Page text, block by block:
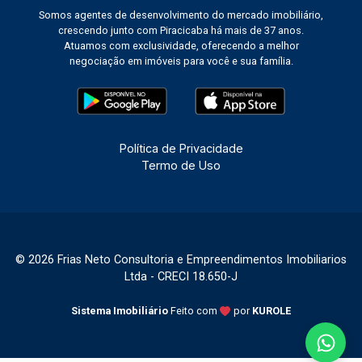
Somos agentes de desenvolvimento do mercado imobiliário,
crescendo junto com Piracicaba há mais de 37 anos.
Atuamos com exclusividade, oferecendo a melhor
negociação em imóveis para você e sua família.
Política de Privacidade
Termo de Uso
© 2026 Frias Neto Consultoria e Empreendimentos Imobiliarios
Ltda - CRECI 18.650-J
Sistema Imobiliário Feito com por KUROLE